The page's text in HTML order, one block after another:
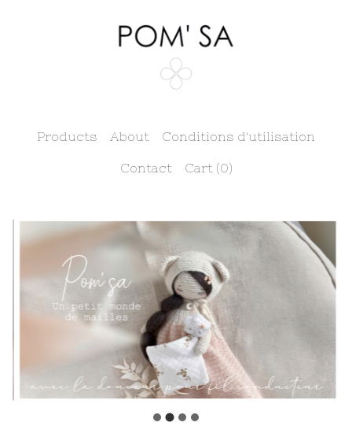
Products About Conditions d'utilisation
Contact Cart (0)